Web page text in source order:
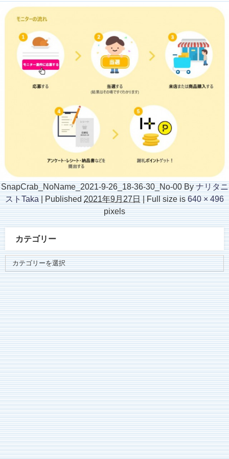
SnapCrab_NoName_2021-9-26_18-36-30_No-00 By ナリタニ
ストTaka | Published 2021年9月27日 |Full size is640 × 496
pixels
カテゴリー